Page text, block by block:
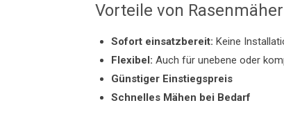
Vorteile von
Sofort einsatzbereit: Keine
Flexibel: Auch für unebene oder
Günstiger Einstiegspreis
Schnelles Mähen bei Bedarf